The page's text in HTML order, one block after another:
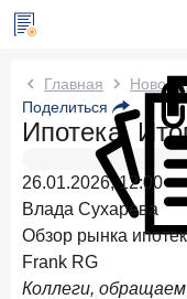
Новости
Три дня назад
По итогам июля
составил 1 061,9
4 августа 2026 года
Клиентский путь
руководителя в
Главная
Поделиться
Ипотека.
26.01.2026, 12:00
Влада Сухарева
Обзор рынка
Frank RG
Коллеги,